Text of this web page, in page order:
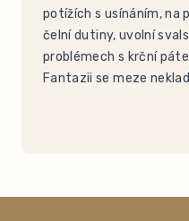
potížích s usínáním, na
čelní dutiny, uvolní
problémech s krční
Fantazii se meze